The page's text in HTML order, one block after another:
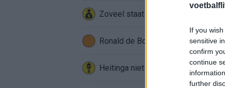
If you
sensitive
confirm
continue
further
Zoveel staat er financieel op het
Ronald de Boer noemt Reiziger
Heitinga niet langer alleen: